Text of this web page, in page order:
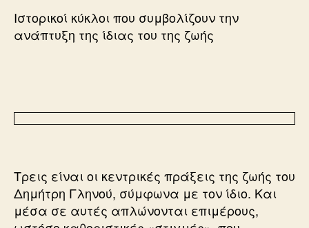
Ιστορικοί κύκλοι που συμβολίζουν την
ανάπτυξη της ίδιας του της ζωής
Τρεις είναι οι κεντρικές πράξεις της ζωής του
Δημήτρη Γληνού, σύμφωνα με τον ίδιο. Και
μέσα σε αυτές απλώνονται επιμέρους,